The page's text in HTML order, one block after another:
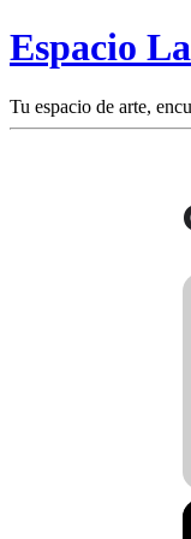
Espacio
Tu espacio de arte,